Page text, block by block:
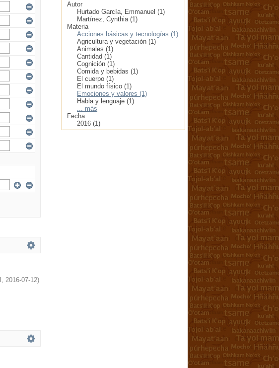
, 2016-07-12)
Autor
Hurtado García, Emmanuel (1)
Martínez, Cynthia (1)
Materia
Acciones básicas y tecnologías (1)
Agricultura y vegetación (1)
Animales (1)
Cantidad (1)
Cognición (1)
Comida y bebidas (1)
El cuerpo (1)
El mundo físico (1)
Emociones y valores (1)
Habla y lenguaje (1)
... más
Fecha
2016 (1)